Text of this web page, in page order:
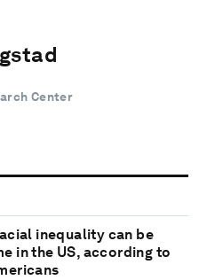
Center
inequality can be
in the US, according to